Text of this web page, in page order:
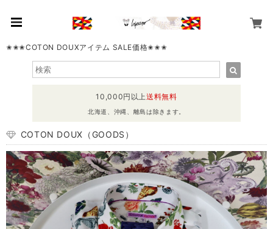
✬✬✬COTON DOUXアイテム SALE価格✬✬✬
10,000円以上送料無料
北海道、沖縄、離島は除きます。
COTON DOUX（GOODS）